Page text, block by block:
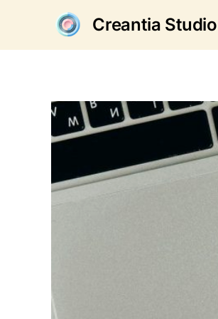
Creantia Studio